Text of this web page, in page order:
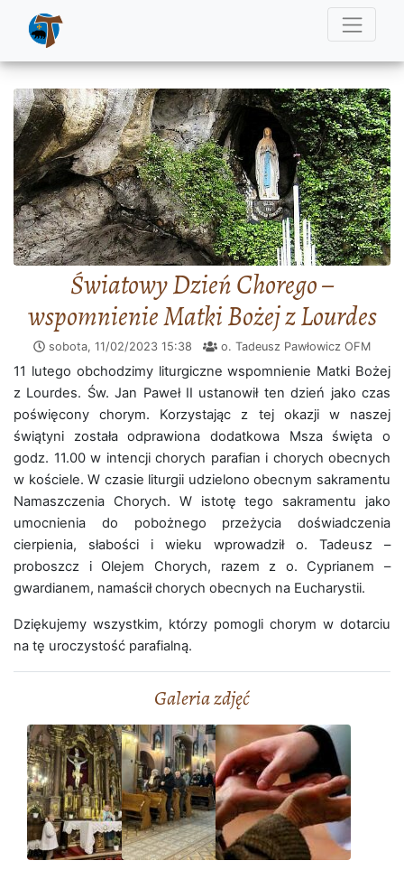
Światowy Dzień Chorego –
wspomnienie Matki Bożej z Lourdes
sobota, 11/02/2023 15:38 o. Tadeusz Pawłowicz OFM
11 lutego obchodzimy liturgiczne wspomnienie Matki Bożej
z Lourdes. Św. Jan Paweł II ustanowił ten dzień jako czas
poświęcony chorym. Korzystając z tej okazji w naszej
świątyni została odprawiona dodatkowa Msza święta o
godz. 11.00 w intencji chorych parafian i chorych obecnych
w kościele. W czasie liturgii udzielono obecnym sakramentu
Namaszczenia Chorych. W istotę tego sakramentu jako
umocnienia do pobożnego przeżycia doświadczenia
cierpienia, słabości i wieku wprowadził o. Tadeusz –
proboszcz i Olejem Chorych, razem z o. Cyprianem –
gwardianem, namaścił chorych obecnych na Eucharystii.
Dziękujemy wszystkim, którzy pomogli chorym w dotarciu
na tę uroczystość parafialną.
Galeria zdjęć